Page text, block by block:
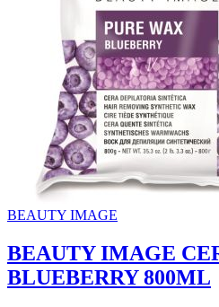
BEAUTY IMAGE
BEAUTY IMAGE
BLUEBERRY 800ML